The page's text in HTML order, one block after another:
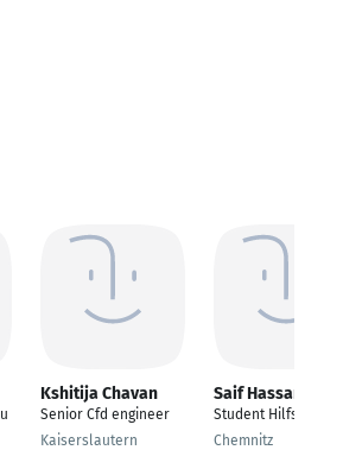
Kshitija Chavan
Senior Cfd engineer
Kaiserslautern
Saif Hassan
Student Hilfskraft
Chemnitz